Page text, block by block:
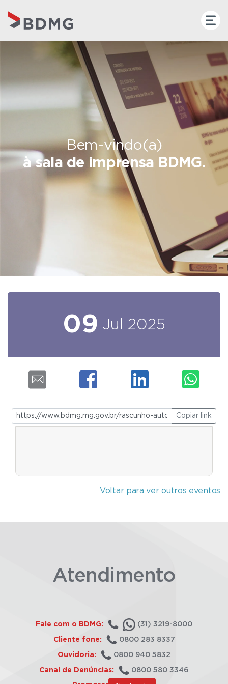
Bem-vindo(a)
à sala de imprensa BDMG.
09 Jul 2025
Copiar link
Voltar para ver outros eventos
Atendimento
Fale com o BDMG: (31) 3219-8000
Cliente fone: 0800 283 8337
Ouvidoria: 0800 940 5832
Canal de Denúncias: 0800 580 3346